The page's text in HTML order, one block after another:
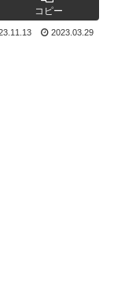
コピー
2023.03.29